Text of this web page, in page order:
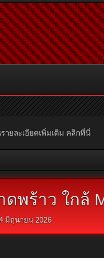
ายละเอียดเพิ่มเติม คลิกที่นี่
พร้าว ใกล้
มิถุนายน 2026